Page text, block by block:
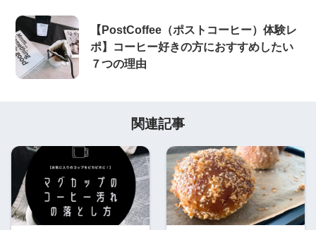
【PostCoffee（ポストコーヒー）体験レ
ポ】コーヒー好きの方におすすめしたい
７つの理由
関連記事